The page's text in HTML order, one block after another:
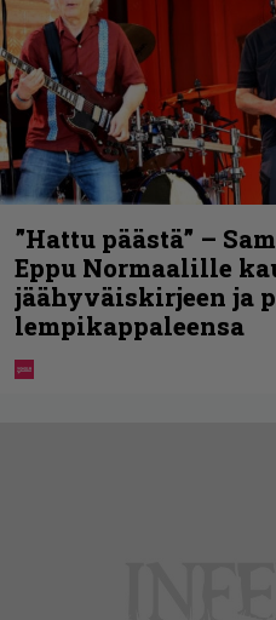
”Hattu päästä” –
Eppu Normaalille
jäähyväiskirjeen ja
lempikappaleensa